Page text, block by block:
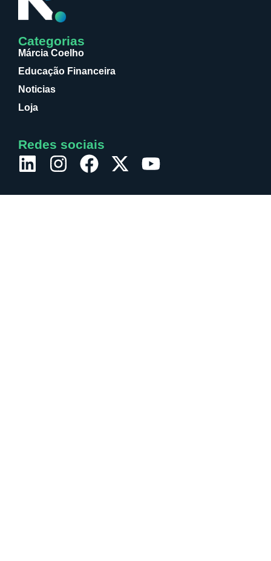
Categorias
Márcia Coelho
Educação Financeira
Noticias
Loja
Redes sociais